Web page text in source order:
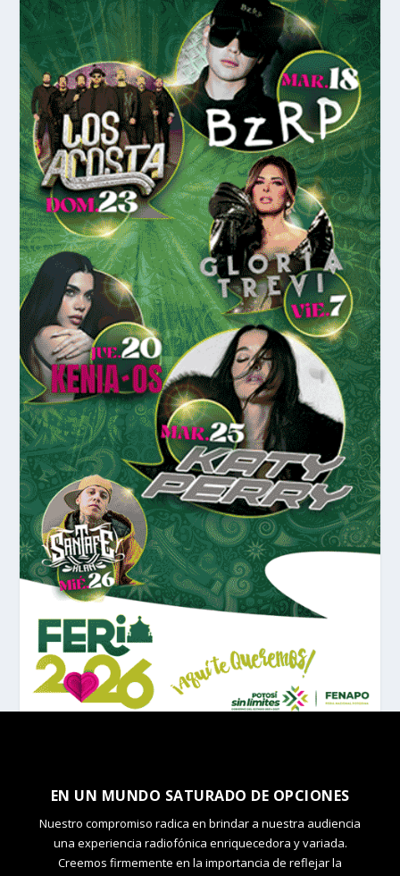
EN UN MUNDO SATURADO DE OPCIONES
Nuestro compromiso radica en brindar a nuestra audiencia
una experiencia radiofónica enriquecedora y variada.
Creemos firmemente en la importancia de reflejar la